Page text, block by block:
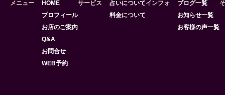
メニュー
HOME
プロフィール
お店のご案内
Q&A
お問合せ
WEB予約
サービス
占いについて
料金について
インフォ
ブログ一覧
お知らせ一覧
お客様の声一覧